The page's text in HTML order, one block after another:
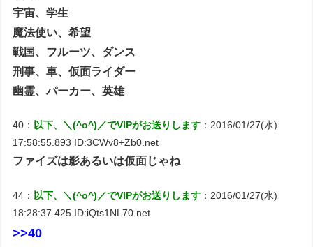
宇宙、学生
魔法使い、希望
戦国、フルーツ、ダンス
刑事、車、仮面ライダー
幽霊、パーカー、英雄
40： 以下、＼(^o^)／でVIPがお送りします ：2016/01/27(水)
17:58:55.893 ID:3CWv8+Zb0.net
ファイズは影あるいは仮面じゃね
44： 以下、＼(^o^)／でVIPがお送りします ：2016/01/27(水)
18:28:37.425 ID:iQts1NL70.net
>>40